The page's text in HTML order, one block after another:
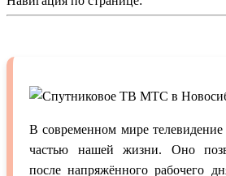
В современном мире телевидение
частью нашей жизни. Оно
после напряжённого рабочего